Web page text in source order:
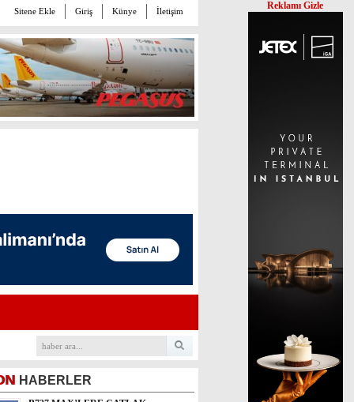
Sitene Ekle Giriş Künye İletişim
HABERLER
Reklamı Gizle